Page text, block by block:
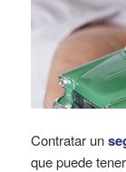
Contratar un
que puede